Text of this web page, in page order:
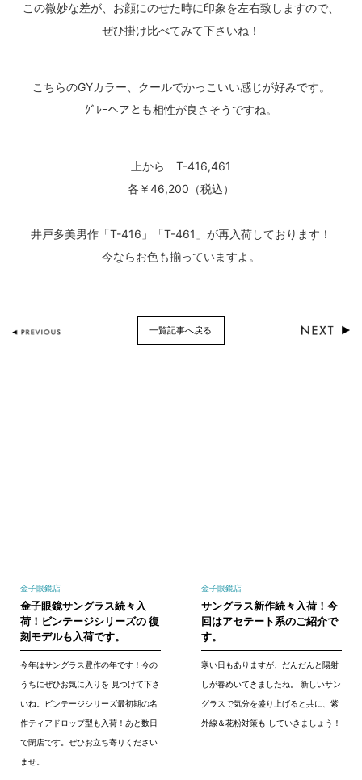
この微妙な差が、お顔にのせた時に印象を左右致しますので、
ぜひ掛け比べてみて下さいね！
こちらのGYカラー、クールでかっこいい感じが好みです。
ｸﾞﾚｰヘアとも相性が良さそうですね。
上から T-416,461
各￥46,200（税込）
井戸多美男作「T-416」「T-461」が再入荷しております！
今ならお色も揃っていますよ。
一覧記事へ戻る
金子眼鏡店
金子眼鏡サングラス続々入
荷！ビンテージシリーズの 復
刻モデルも入荷です。
今年はサングラス豊作の年です！今の
うちにぜひお気に入りを 見つけて下さ
いね。ビンテージシリーズ最初期の名
作ティアドロップ型も入荷！あと数日
で閉店です。ぜひお立ち寄りください
ませ。
金子眼鏡店
サングラス新作続々入荷！今
回はアセテート系のご紹介で
す。
寒い日もありますが、だんだんと陽射
しが春めいてきましたね。 新しいサン
グラスで気分を盛り上げると共に、紫
外線＆花粉対策も していきましょう！